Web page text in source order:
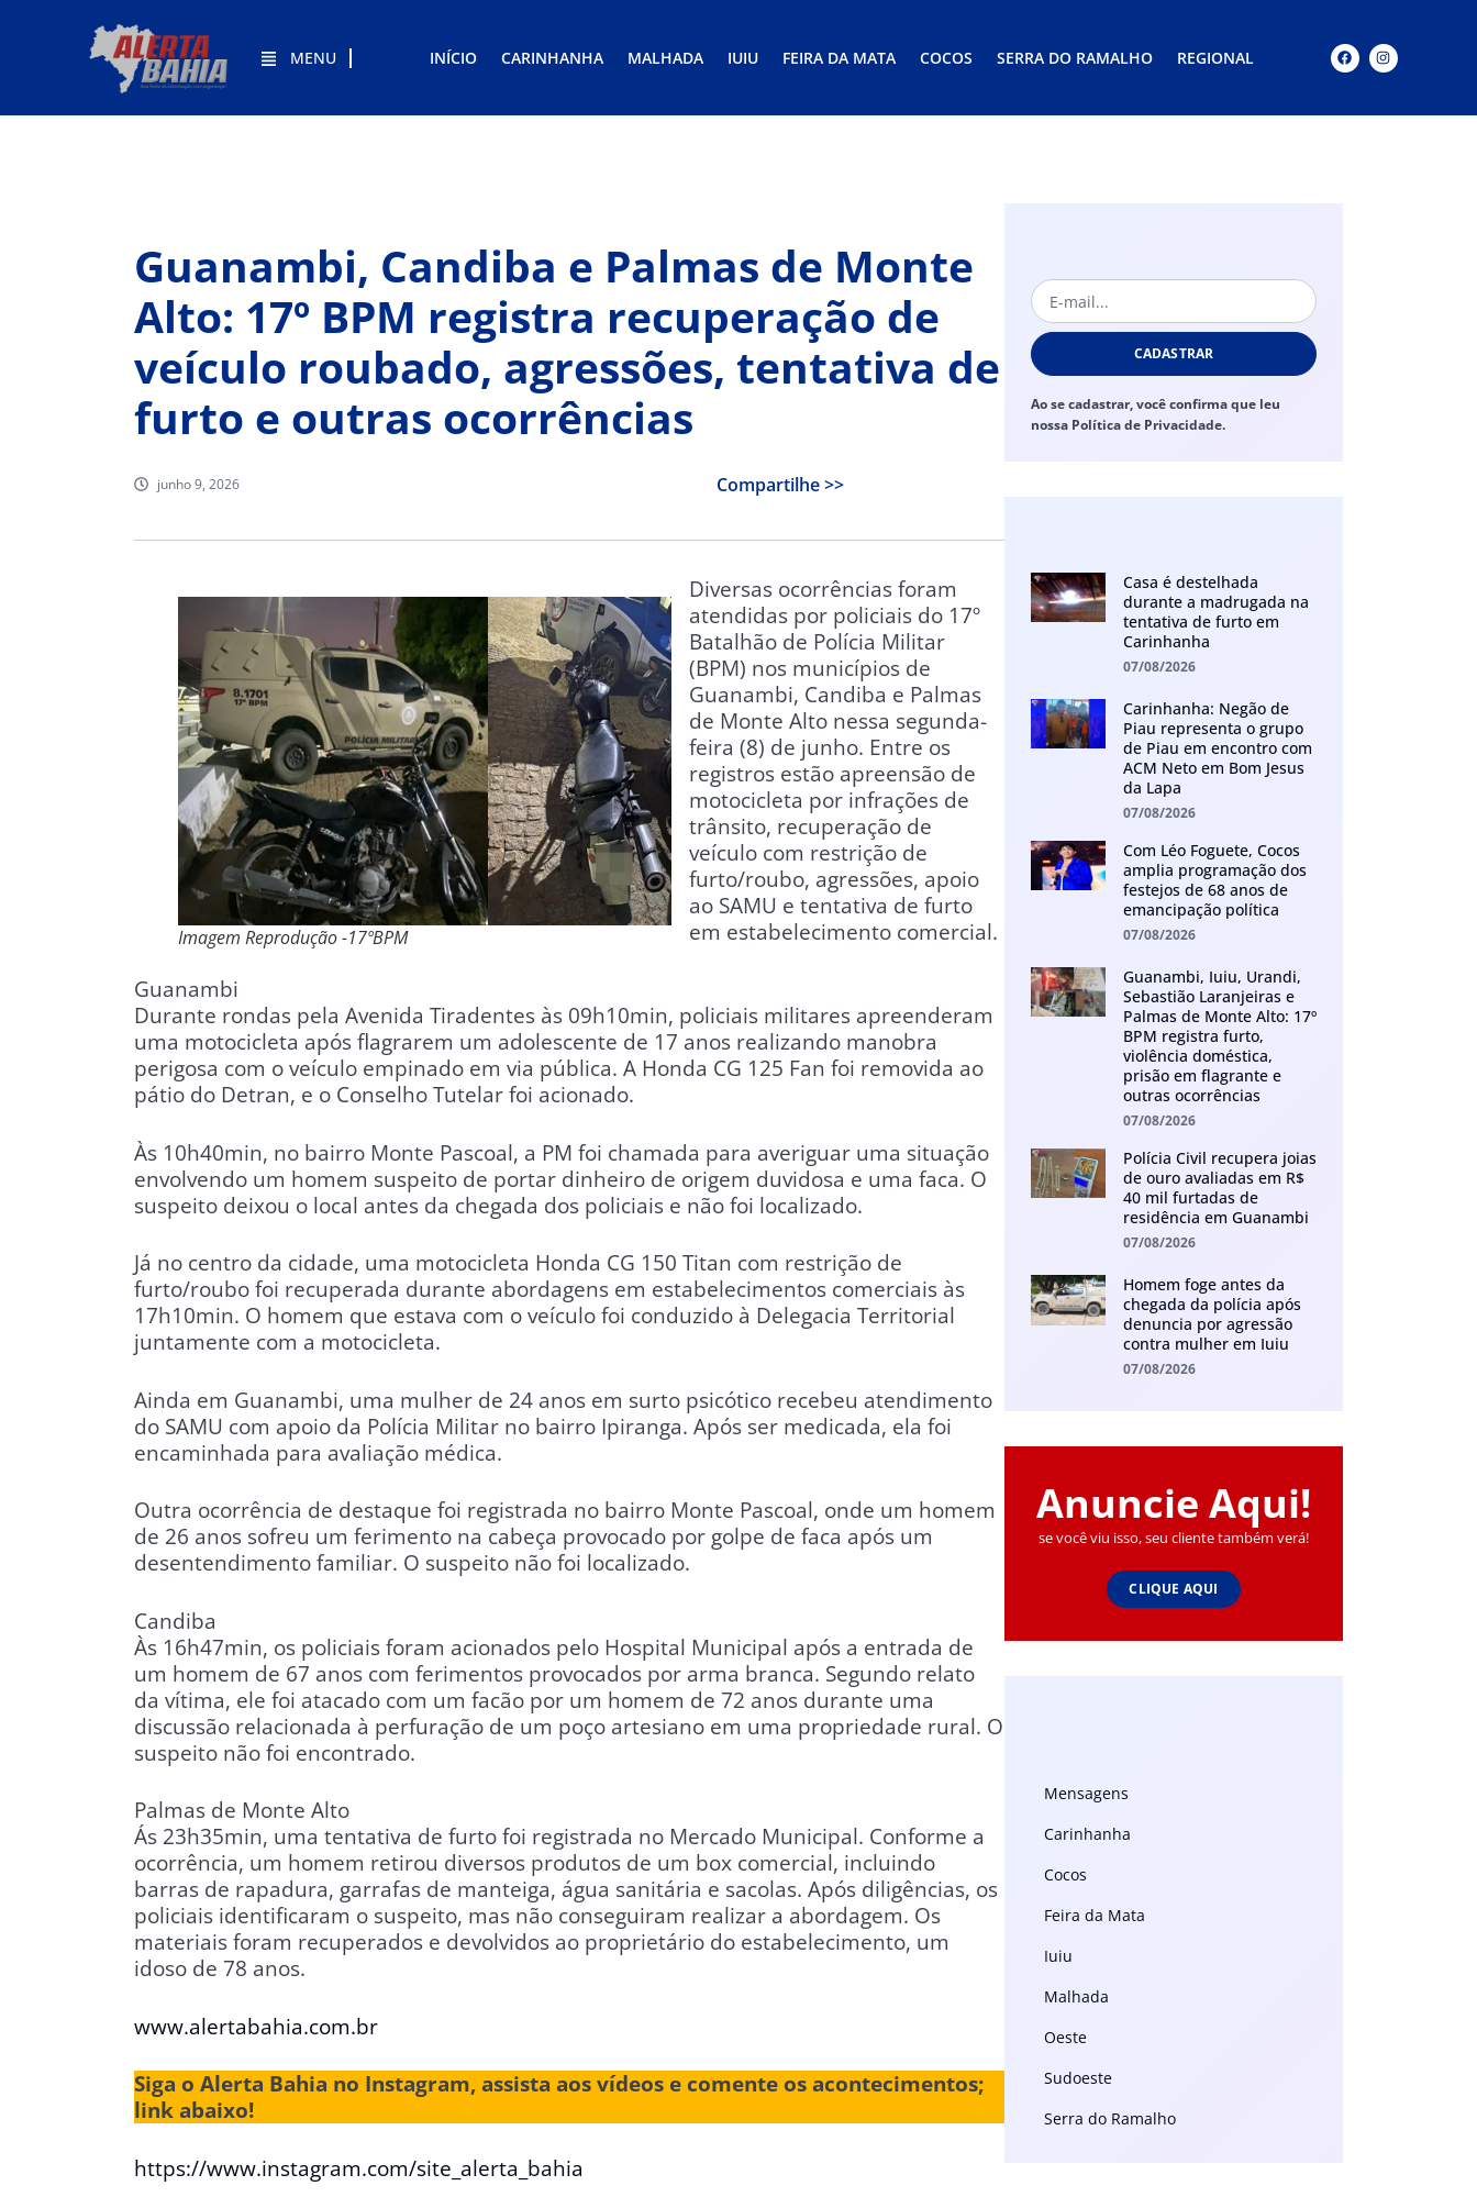
MENU INÍCIO CARINHANHA MALHADA IUIU FEIRA DA MATA COCOS SERRA DO RAMALHO REGIONAL
Guanambi, Candiba e Palmas de Monte
Alto: 17º BPM registra recuperação de
veículo roubado, agressões, tentativa de
furto e outras ocorrências
junho 9, 2026 Compartilhe >>
Imagem Reprodução -17ºBPM
Diversas ocorrências foram
atendidas por policiais do 17º
Batalhão de Polícia Militar
(BPM) nos municípios de
Guanambi, Candiba e Palmas
de Monte Alto nessa segunda-
feira (8) de junho. Entre os
registros estão apreensão de
motocicleta por infrações de
trânsito, recuperação de
veículo com restrição de
furto/roubo, agressões, apoio
ao SAMU e tentativa de furto
em estabelecimento comercial.
Guanambi
Durante rondas pela Avenida Tiradentes às 09h10min, policiais militares apreenderam
uma motocicleta após flagrarem um adolescente de 17 anos realizando manobra
perigosa com o veículo empinado em via pública. A Honda CG 125 Fan foi removida ao
pátio do Detran, e o Conselho Tutelar foi acionado.
Às 10h40min, no bairro Monte Pascoal, a PM foi chamada para averiguar uma situação
envolvendo um homem suspeito de portar dinheiro de origem duvidosa e uma faca. O
suspeito deixou o local antes da chegada dos policiais e não foi localizado.
Já no centro da cidade, uma motocicleta Honda CG 150 Titan com restrição de
furto/roubo foi recuperada durante abordagens em estabelecimentos comerciais às
17h10min. O homem que estava com o veículo foi conduzido à Delegacia Territorial
juntamente com a motocicleta.
Ainda em Guanambi, uma mulher de 24 anos em surto psicótico recebeu atendimento
do SAMU com apoio da Polícia Militar no bairro Ipiranga. Após ser medicada, ela foi
encaminhada para avaliação médica.
Outra ocorrência de destaque foi registrada no bairro Monte Pascoal, onde um homem
de 26 anos sofreu um ferimento na cabeça provocado por golpe de faca após um
desentendimento familiar. O suspeito não foi localizado.
Candiba
Às 16h47min, os policiais foram acionados pelo Hospital Municipal após a entrada de
um homem de 67 anos com ferimentos provocados por arma branca. Segundo relato
da vítima, ele foi atacado com um facão por um homem de 72 anos durante uma
discussão relacionada à perfuração de um poço artesiano em uma propriedade rural. O
suspeito não foi encontrado.
Palmas de Monte Alto
Ás 23h35min, uma tentativa de furto foi registrada no Mercado Municipal. Conforme a
ocorrência, um homem retirou diversos produtos de um box comercial, incluindo
barras de rapadura, garrafas de manteiga, água sanitária e sacolas. Após diligências, os
policiais identificaram o suspeito, mas não conseguiram realizar a abordagem. Os
materiais foram recuperados e devolvidos ao proprietário do estabelecimento, um
idoso de 78 anos.
www.alertabahia.com.br
Siga o Alerta Bahia no Instagram, assista aos vídeos e comente os acontecimentos;
link abaixo!
https://www.instagram.com/site_alerta_bahia
CADASTRAR
Ao se cadastrar, você confirma que leu
nossa Política de Privacidade.
Casa é destelhada
durante a madrugada na
tentativa de furto em
Carinhanha
07/08/2026
Carinhanha: Negão de
Piau representa o grupo
de Piau em encontro com
ACM Neto em Bom Jesus
da Lapa
07/08/2026
Com Léo Foguete, Cocos
amplia programação dos
festejos de 68 anos de
emancipação política
07/08/2026
Guanambi, Iuiu, Urandi,
Sebastião Laranjeiras e
Palmas de Monte Alto: 17º
BPM registra furto,
violência doméstica,
prisão em flagrante e
outras ocorrências
07/08/2026
Polícia Civil recupera joias
de ouro avaliadas em R$
40 mil furtadas de
residência em Guanambi
07/08/2026
Homem foge antes da
chegada da polícia após
denuncia por agressão
contra mulher em Iuiu
07/08/2026
Anuncie Aqui!
se você viu isso, seu cliente também verá!
CLIQUE AQUI
Mensagens
Carinhanha
Cocos
Feira da Mata
Iuiu
Malhada
Oeste
Sudoeste
Serra do Ramalho